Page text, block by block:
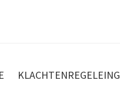
KLACHTENREGELEING